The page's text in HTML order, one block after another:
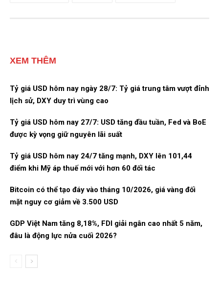
XEM THÊM
Tỷ giá USD hôm nay ngày 28/7: Tỷ giá trung tâm vượt đỉnh
lịch sử, DXY duy trì vùng cao
Tỷ giá USD hôm nay 27/7: USD tăng đầu tuần, Fed và BoE
được kỳ vọng giữ nguyên lãi suất
Tỷ giá USD hôm nay 24/7 tăng mạnh, DXY lên 101,44
điểm khi Mỹ áp thuế mới với hơn 60 đối tác
Bitcoin có thể tạo đáy vào tháng 10/2026, giá vàng đối
mặt nguy cơ giảm về 3.500 USD
GDP Việt Nam tăng 8,18%, FDI giải ngân cao nhất 5 năm,
đâu là động lực nửa cuối 2026?